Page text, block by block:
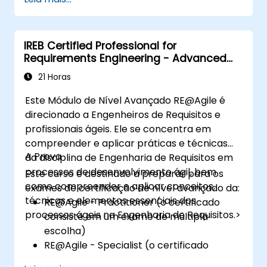
40 minutos.
Avaliação online de múltipla escolha
autônoma com confirmação de
participação.
IREB Certified Professional for
Requirements Engineering - Advanced
Level RE@Agile
21 Horas
Este Módulo de Nível Avançado RE@Agile é
direcionado a Engenheiros de Requisitos e
profissionais ágeis. Ele se concentra em
compreender e aplicar práticas e técnicas
da disciplina de Engenharia de Requisitos em
processos de desenvolvimento ágil, bem
como compreender e aplicar conceitos,
técnicas e elementos essenciais dos
processos ágeis na Engenharia de Requisitos.>
A Prova
Este curso é destinado a preparar para os
exames de certificação de nível avançado da:
RE@Agile - Practitioner (o certificado
consiste em um exame de múltipla
escolha)
RE@Agile - Specialist (o certificado